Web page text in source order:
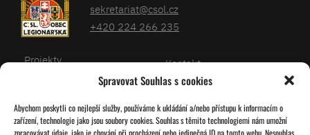
Spravovat Souhlas s cookies
Abychom poskytli co nejlepší služby, používáme k ukládání a/nebo přístupu k informacím o
zařízení, technologie jako jsou soubory cookies. Souhlas s těmito technologiemi nám umožní
zpracovávat údaje, jako je chování při procházení nebo jedinečná ID na tomto webu. Nesouhlas
sekretariat@csol.cz
+420 224 266 235
Projekty
Kalendář
Kontakt
Databáze legionářů
Pro členy